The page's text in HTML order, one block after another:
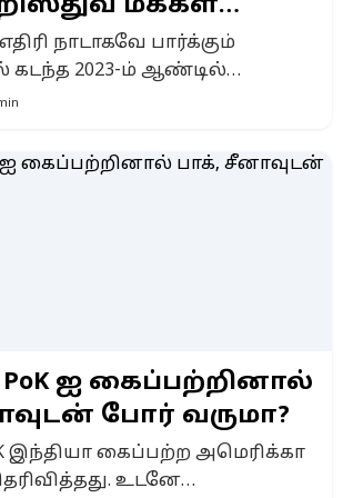
மக்கள்
நாடாகவே பார்க்கும்
கடந்த 2023-ம் ஆண்டில்
மக்கள்தொகை
வெளியிட்டுள்ளது.
மொத்த மக்கள்தொகை
இதில் முஸ்லிம்களின்
மக்கள்தொகை
கடந்த […]
ஐ கைப்பற்றினால்
போர் வருமா?
இந்தியா கைப்பற்ற அமெரிக்கா
உடனே